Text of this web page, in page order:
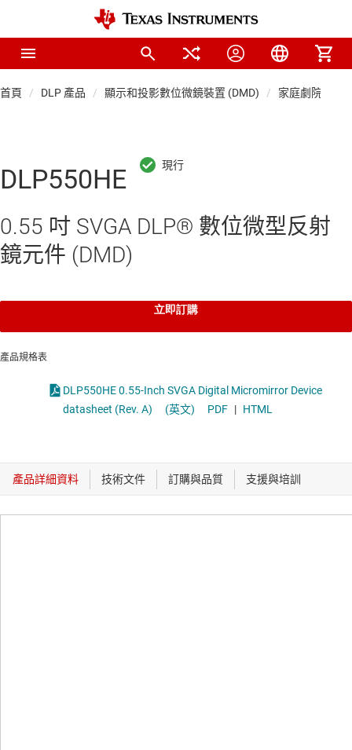
首頁 DLP 產品 顯示和投影數位微鏡裝置 (DMD) 家庭劇院、商
DLP550HE
0.55 吋 SVGA DLP® 數位微型反射
鏡元件 (DMD)
立即訂購
產品規格表
DLP550HE 0.55-Inch SVGA Digital Micromirror Device
datasheet (Rev. A)
(英文) PDF | HTML